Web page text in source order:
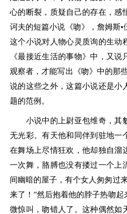
心的断裂，质疑自己的存在，感
诃夫的短篇小说《吻》，詹姆斯
这个小说对人物心灵质询的生动
《最接近生活的事物》中，又
观察者，才能写出《吻》中的那
说的这些之外，这篇小说还是小
题的范例。
小说中的上尉亚包维奇，其
无光彩。有天他和同伴到驻地一
在舞场上尽情狂欢，他却独自溜
一次舞，胳膊也没有搂过一个上
间幽暗的屋子，有个女人匆匆过
来了！”然后抱着他的脖子热吻
微惊叫，吻错人了。这种偶然如